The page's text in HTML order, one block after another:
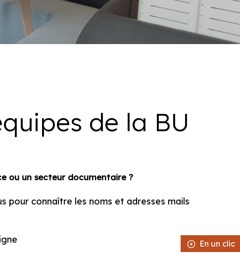
de la BU
ou un secteur documentaire ?
pour connaître les noms et adresses mails
En un clic
En un clic